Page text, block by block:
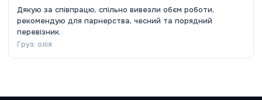
Дякую за співпрацю, спільно вивезли обєм роботи,
рекомендую для парнерства, чесний та порядний
перевізник.
Груз: олія